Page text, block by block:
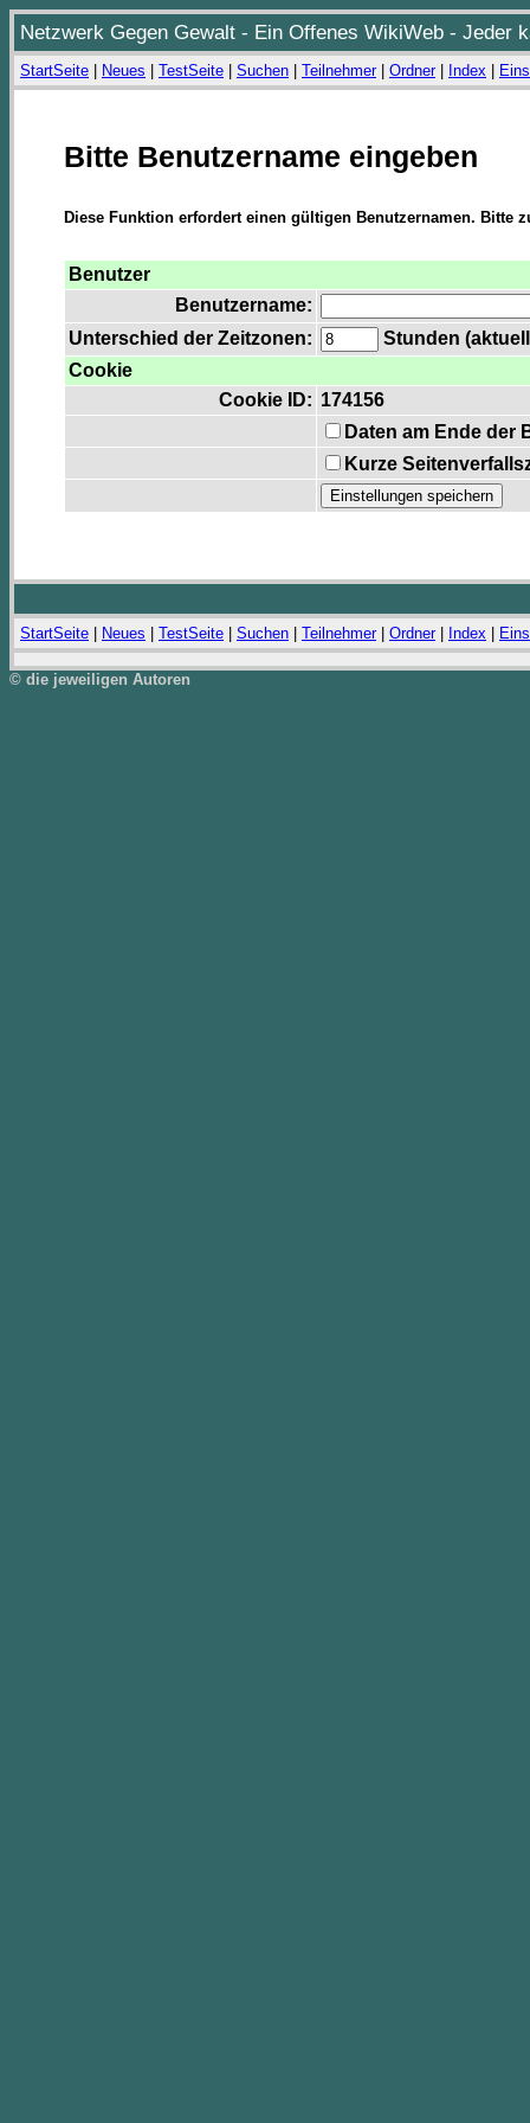
Netzwerk Gegen Gewalt - Ein Offenes WikiWeb - Jeder
StartSeite Neues TestSeite Suchen Teilnehmer| Ordner| Index
Bitte Benutzername eingeben
Diese Funktion erfordert einen gültigen Benutzernamen. Bitte
Benutzer
Benutzername:
Unterschied der Zeitzonen:
Stunden
Cookie
Cookie ID: 174156
Daten am Ende der
Kurze
StartSeite Neues TestSeite Suchen Teilnehmer| Ordner| Index
© die jeweiligen Autoren